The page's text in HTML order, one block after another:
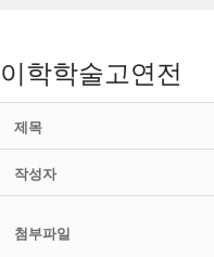
이학학술고연전
제목
작성자
첨부파일